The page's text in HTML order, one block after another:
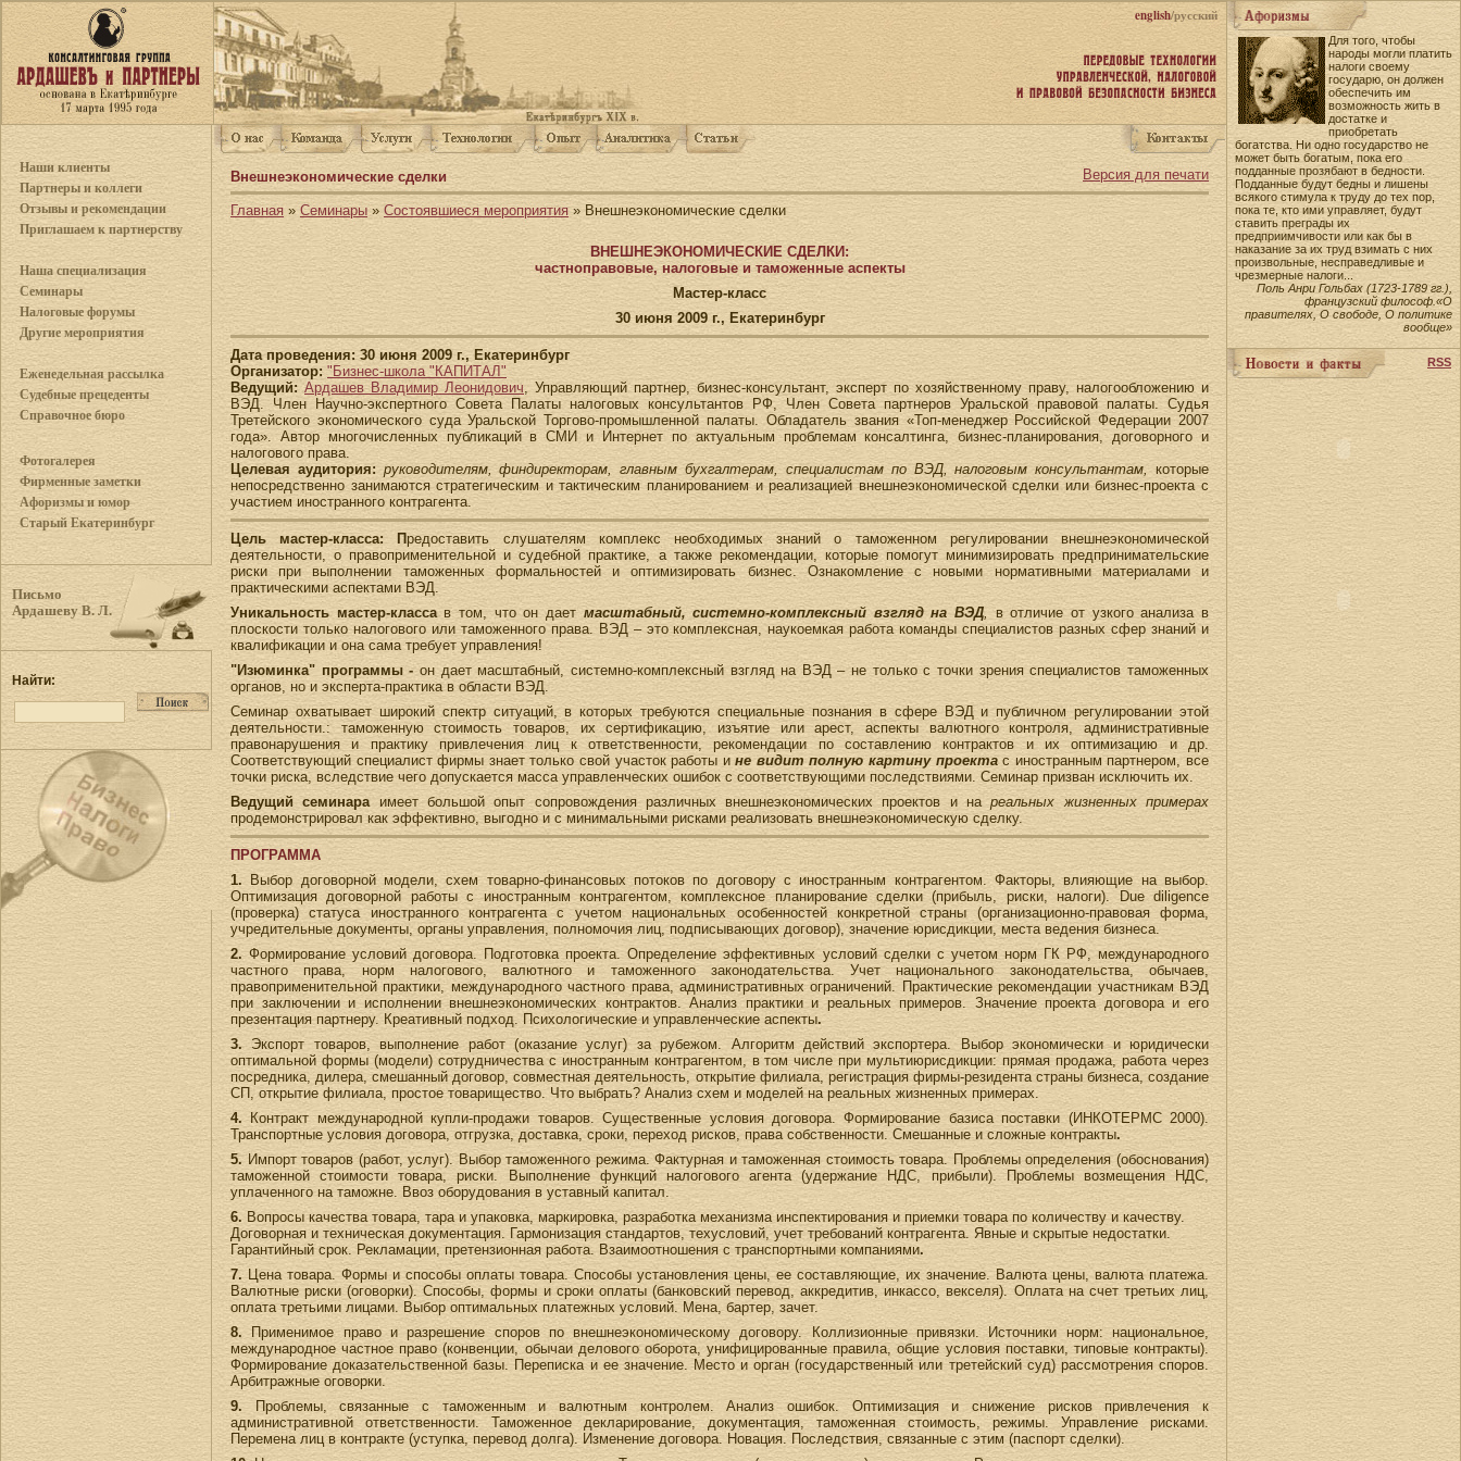
english/русский
Наши клиенты
Партнеры и коллеги
Отзывы и рекомендации
Приглашаем к партнерству
Наша специализация
Семинары
Налоговые форумы
Другие мероприятия
Еженедельная рассылка
Судебные прецеденты
Справочное бюро
Фотогалерея
Фирменные заметки
Афоризмы и юмор
Старый Екатеринбург
Письмо
Ардашеву В. Л.
Найти:
Версия для печати
Внешнеэкономические сделки
Главная » Семинары» Состоявшиеся мероприятия» Внешнеэкономические сделки
ВНЕШНЕЭКОНОМИЧЕСКИЕ СДЕЛКИ:
частноправовые, налоговые и таможенные аспекты
Мастер-класс
30 июня 2009 г., Екатеринбург
Дата проведения: 30 июня 2009 г., Екатеринбург
Организатор: "Бизнес-школа "КАПИТАЛ"
Ведущий: Ардашев Владимир Леонидович , Управляющий партнер, бизнес-консультант, эксперт по хозяйственному праву, налогообложению и
ВЭД. Член Научно-экспертного Совета Палаты налоговых консультантов РФ, Член Совета партнеров Уральской правовой палаты. Судья
Третейского экономического суда Уральской Торгово-промышленной палаты. Обладатель звания «Топ-менеджер Российской Федерации 2007
года». Автор многочисленных публикаций в СМИ и Интернет по актуальным проблемам консалтинга, бизнес-планирования, договорного и
налогового права.
Целевая аудитория: руководителям, финдиректорам, главным бухгалтерам, специалистам по ВЭД, налоговым консультантам, которые
непосредственно занимаются стратегическим и тактическим планированием и реализацией внешнеэкономической сделки или бизнес-проекта с
участием иностранного контрагента.
Цель мастер-класса: Предоставить слушателям комплекс необходимых знаний о таможенном регулировании внешнеэкономической
деятельности, о правоприменительной и судебной практике, а также рекомендации, которые помогут минимизировать предпринимательские
риски при выполнении таможенных формальностей и оптимизировать бизнес. Ознакомление с новыми нормативными материалами и
практическими аспектами ВЭД.
Уникальность мастер-классав том, что он дает масштабный, системно-комплексный взгляд на ВЭД в отличие от узкого анализа в
плоскости только налогового или таможенного права. ВЭД – это комплексная, наукоемкая работа команды специалистов разных сфер знаний и
квалификации и она сама требует управления!
"Изюминка" программы -он дает масштабный, системно-комплексный взгляд на ВЭД – не только с точки зрения специалистов таможенных
органов, но и эксперта-практика в области ВЭД.
Семинар охватывает широкий спектр ситуаций, в которых требуются специальные познания в сфере ВЭД и публичном регулировании этой
деятельности.: таможенную стоимость товаров, их сертификацию, изъятие или арест, аспекты валютного контроля, административные
правонарушения и практику привлечения лиц к ответственности, рекомендации по составлению контрактов и их оптимизацию и др.
Соответствующий специалист фирмы знает только свой участок работы ине видит полную картину проектас иностранным партнером, все
точки риска, вследствие чего допускается масса управленческих ошибок с соответствующими последствиями. Семинар призван исключить их.
Ведущий семинара имеет большой опыт сопровождения различных внешнеэкономических проектов и нареальных жизненных примерах
продемонстрировал как эффективно, выгодно и с минимальными рисками реализовать внешнеэкономическую сделку.
ПРОГРАММА
1. Выбор договорной модели, схем товарно-финансовых потоков по договору с иностранным контрагентом. Факторы, влияющие на выбор.
Оптимизация договорной работы с иностранным контрагентом, комплексное планирование сделки (прибыль, риски, налоги). Due diligence
(проверка) статуса иностранного контрагента с учетом национальных особенностей конкретной страны (организационно-правовая форма,
учредительные документы, органы управления, полномочия лиц, подписывающих договор), значение юрисдикции, места ведения бизнеса.
2.Формирование условий договора. Подготовка проекта. Определение эффективных условий сделки с учетом норм ГК РФ, международного
частного права, норм налогового, валютного и таможенного законодательства. Учет национального законодательства, обычаев,
правоприменительной практики, международного частного права, административных ограничений. Практические рекомендации участникам ВЭД
при заключении и исполнении внешнеэкономических контрактов. Анализ практики и реальных примеров. Значение проекта договора и его
презентация партнеру. Креативный подход. Психологические и управленческие аспекты.
3.Экспорт товаров, выполнение работ (оказание услуг) за рубежом. Алгоритм действий экспортера. Выбор экономически и юридически
оптимальной формы (модели) сотрудничества с иностранным контрагентом, в том числе при мультиюрисдикции: прямая продажа, работа через
посредника, дилера, смешанный договор, совместная деятельность, открытие филиала, регистрация фирмы-резидента страны бизнеса, создание
СП, открытие филиала, простое товарищество. Что выбрать? Анализ схем и моделей на реальных жизненных примерах.
4.Контракт международной купли-продажи товаров. Существенные условия договора. Формирование базиса поставки (ИНКОТЕРМС 2000).
Транспортные условия договора, отгрузка, доставка, сроки, переход рисков, права собственности. Смешанные и сложные контракты.
5.Импорт товаров (работ, услуг). Выбор таможенного режима. Фактурная и таможенная стоимость товара. Проблемы определения (обоснования)
таможенной стоимости товара, риски. Выполнение функций налогового агента (удержание НДС, прибыли). Проблемы возмещения НДС,
уплаченного на таможне. Ввоз оборудования в уставный капитал.
6. Вопросы качества товара, тара и упаковка, маркировка, разработка механизма инспектирования и приемки товара по количеству и качеству.
Договорная и техническая документация. Гармонизация стандартов, техусловий, учет требований контрагента. Явные и скрытые недостатки.
Гарантийный срок. Рекламации, претензионная работа. Взаимоотношения с транспортными компаниями.
7.Цена товара. Формы и способы оплаты товара. Способы установления цены, ее составляющие, их значение. Валюта цены, валюта платежа.
Валютные риски (оговорки). Способы, формы и сроки оплаты (банковский перевод, аккредитив, инкассо, векселя). Оплата на счет третьих лиц,
оплата третьими лицами. Выбор оптимальных платежных условий. Мена, бартер, зачет.
8. Применимое право и разрешение споров по внешнеэкономическому договору. Коллизионные привязки. Источники норм: национальное,
международное частное право (конвенции, обычаи делового оборота, унифицированные правила, общие условия поставки, типовые контракты).
Формирование доказательственной базы. Переписка и ее значение. Место и орган (государственный или третейский суд) рассмотрения споров.
Арбитражные оговорки.
9.Проблемы, связанные с таможенным и валютным контролем. Анализ ошибок. Оптимизация и снижение рисков привлечения к
административной ответственности. Таможенное декларирование, документация, таможенная стоимость, режимы. Управление рисками.
Перемена лиц в контракте (уступка, перевод долга). Изменение договора. Новация. Последствия, связанные с этим (паспорт сделки).
Для того, чтобы
народы могли платить
налоги своему
государю, он должен
обеспечить им
возможность жить в
достатке и
приобретать
богатства. Ни одно государство не
может быть богатым, пока его
подданные прозябают в бедности.
Подданные будут бедны и лишены
всякого стимула к труду до тех пор,
пока те, кто ими управляет, будут
ставить преграды их
предприимчивости или как бы в
наказание за их труд взимать с них
произвольные, несправедливые и
чрезмерные налоги...
Поль Анри Гольбах (1723-1789 гг.),
французский философ.«О
правителях, О свободе, О политике
вообще»
RSS